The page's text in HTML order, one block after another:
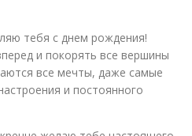
тебя с днем рождения!
и покорять все вершины
все мечты, даже самые
и постоянного